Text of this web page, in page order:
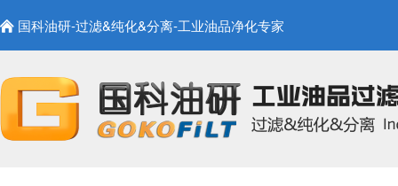
国科油研-过滤&纯化&分离-工业油品净化专家